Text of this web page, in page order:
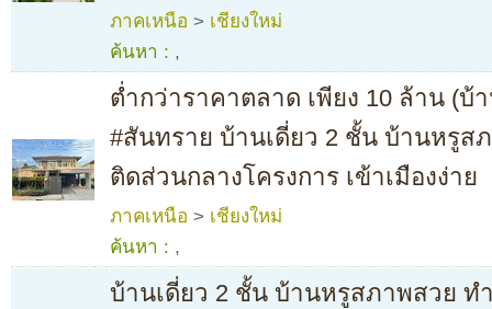
ภาคเหนือ > เชียงใหม่
ค้นหา : ,
ต่ำกว่าราคาตลาด เพียง 10 ล้าน (
#สันทราย บ้านเดี่ยว 2 ชั้น บ้านหรูส
ติดส่วนกลางโครงการ เข้าเมืองง่าย
ภาคเหนือ > เชียงใหม่
ค้นหา : ,
บ้านเดี่ยว 2 ชั้น บ้านหรูสภาพสวย ท